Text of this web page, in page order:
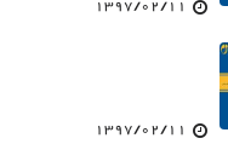
1397/02/11
1397/02/11